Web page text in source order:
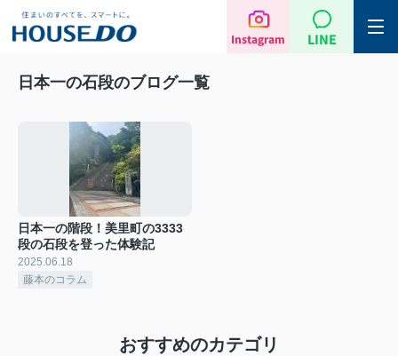
Instagram LINE
日本一の石段のブログ一覧
日本一の階段！美里町の3333
段の石段を登った体験記
2025.06.18
藤本のコラム
おすすめのカテゴリ